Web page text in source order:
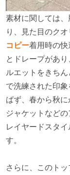
素材に関しては
り、見た目のクオ
コピー着用時の
とドレープがあ
ルエットをきち
で洗練された印
ばず、春から秋
ジャケットなど
レイヤードスタ
す。
さらに、このト